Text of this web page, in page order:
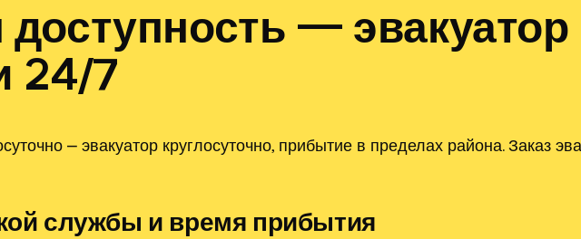
доступность — эвакуатор
24/7
⎼ эвакуатор круглосуточно, прибытие в пределах района. Заказ
службы и время прибытия